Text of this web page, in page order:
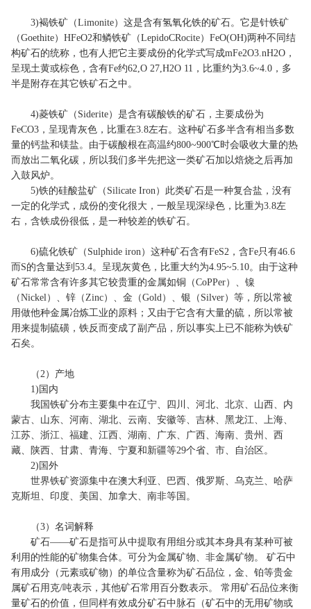
3)褐铁矿（Limonite）这是含有氢氧化铁的矿石。它是针铁矿
（Goethite）HFeO2和鳞铁矿（LepidoCRocite）FeO(OH)两种不同结
构矿石的统称，也有人把它主要成份的化学式写成mFe2O3.nH2O，
呈现土黄或棕色，含有Fe约62,O 27,H2O 11，比重约为3.6~4.0，多
半是附存在其它铁矿石之中。
4)菱铁矿（Siderite）是含有碳酸铁的矿石，主要成份为
FeCO3，呈现青灰色，比重在3.8左右。这种矿石多半含有相当多数
量的钙盐和镁盐。由于碳酸根在高温约800~900℃时会吸收大量的热
而放出二氧化碳，所以我们多半先把这一类矿石加以焙烧之后再加
入鼓风炉。
5)铁的硅酸盐矿（Silicate Iron）此类矿石是一种复合盐，没有
一定的化学式，成份的变化很大，一般呈现深绿色，比重为3.8左
右，含铁成份很低，是一种较差的铁矿石。
6)硫化铁矿（Sulphide iron）这种矿石含有FeS2，含Fe只有46.6
而S的含量达到53.4。呈现灰黄色，比重大约为4.95~5.10。由于这种
矿石常常含有许多其它较贵重的金属如铜（CoPPer）、镍
（Nickel）、锌（Zinc）、金（Gold）、银（Silver）等，所以常被
用做他种金属冶炼工业的原料；又由于它含有大量的硫，所以常被
用来提制硫磺，铁反而变成了副产品，所以事实上已不能称为铁矿
石矣。
（2）产地
1)国内
我国铁矿分布主要集中在辽宁、四川、河北、北京、山西、内
蒙古、山东、河南、湖北、云南、安徽等、吉林、黑龙江、上海、
江苏、浙江、福建、江西、湖南、广东、广西、海南、贵州、西
藏、陕西、甘肃、青海、宁夏和新疆等29个省、市、自治区。
2)国外
世界铁矿资源集中在澳大利亚、巴西、俄罗斯、乌克兰、哈萨
克斯坦、印度、美国、加拿大、南非等国。
（3）名词解释
矿石——矿石是指可从中提取有用组分或其本身具有某种可被
利用的性能的矿物集合体。可分为金属矿物、非金属矿物。 矿石中
有用成分（元素或矿物）的单位含量称为矿石品位，金、铂等贵金
属矿石用克/吨表示，其他矿石常用百分数表示。 常用矿石品位来衡
量矿石的价值，但同样有效成分矿石中脉石（矿石中的无用矿物或